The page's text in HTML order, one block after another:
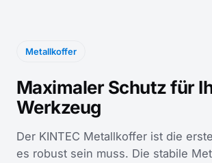
Metallkoffer
Maximaler Schutz für
Werkzeug
Der KINTEC Metallkoffer ist die
es robust sein muss. Die stabile